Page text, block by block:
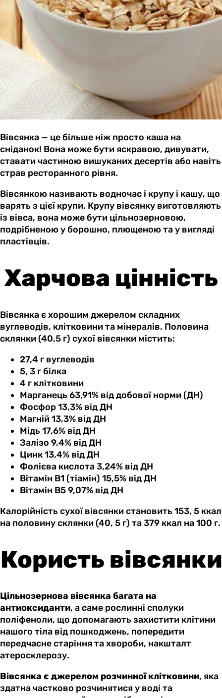
Вівсянка — це більше ніж просто каша на
сніданок! Вона може бути яскравою, дивувати,
ставати частиною вишуканих десертів або навіть
страв ресторанного рівня.
Вівсянкою називають водночас і крупу і кашу, що
варять з цієї крупи. Крупу вівсянку виготовляють
із вівса, вона може бути цільнозерновою,
подрібненою у борошно, плющеною та у вигляді
пластівців.
Харчова цінність
Вівсянка є хорошим джерелом складних
вуглеводів, клітковини та мінералів. Половина
склянки (40,5 г) сухої вівсянки містить:
27,4 г вуглеводів
5, 3 г білка
4 г клітковини
Марганець 63,91% від добової норми (ДН)
Фосфор 13,3% від ДН
Магній 13,3% від ДН
Мідь 17,6% від ДН
Залізо 9,4% від ДН
Цинк 13,4% від ДН
Фолієва кислота 3,24% від ДН
Вітамін B1 (тіамін) 15,5% від ДН
Вітамін B5 9,07% від ДН
Калорійність сухої вівсянки становить 153, 5 ккал
на половину склянки (40, 5 г) та 379 ккал на 100 г.
Користь вівсянки
Цільнозернова вівсянка багата на
антиоксиданти, а саме рослинні сполуки
поліфеноли, що допомагають захистити клітини
нашого тіла від пошкоджень, попередити
передчасне старіння та хвороби, накшталт
атеросклерозу.
Вівсянка є джерелом розчинної клітковини, яка
здатна частково розчинятися у воді та